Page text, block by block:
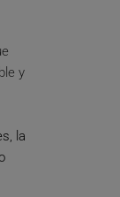
y
la